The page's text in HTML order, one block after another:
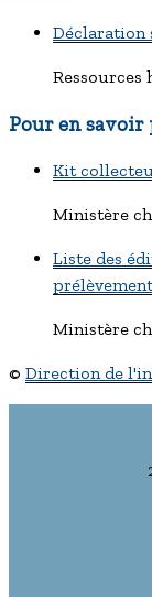
Déclaration
Ressources
Pour en savoir
Kit
Ministère
Liste des
Ministère
© Direction de